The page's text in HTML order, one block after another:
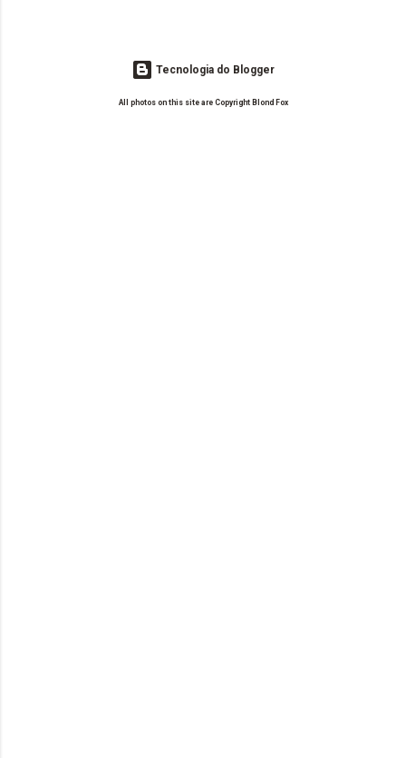
Tecnologia do Blogger
All photos on this site are Copyright Blond Fox